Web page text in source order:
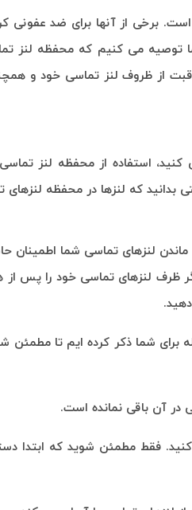
برخی از آنها برای ضد عفونی
می كنیم كه محفظه لنز
از ظروف لنز تماسی خود و
استفاده از محفظه لنز
بدانید که لنزها در محفظه
ماندن لنزهای تماسی شما
ظرف لنزهای تماسی خود را پس از
شما ذکر کرده ایم تا مطمئن
آن باقی نمانده است.
فقط مطمئن شوید که ابتدا